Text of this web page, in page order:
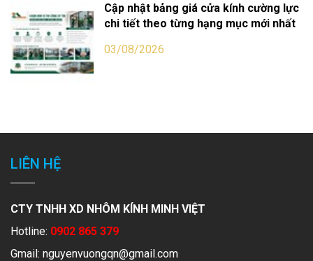
Cập nhật bảng giá cửa kính cường lực
chi tiết theo từng hạng mục mới nhất
03/08/2026
LIÊN HỆ
CTY TNHH XD NHÔM KÍNH MINH VIỆT
Hotline: 0902 865 379
Gmail: nguyenvuongqn@gmail.com